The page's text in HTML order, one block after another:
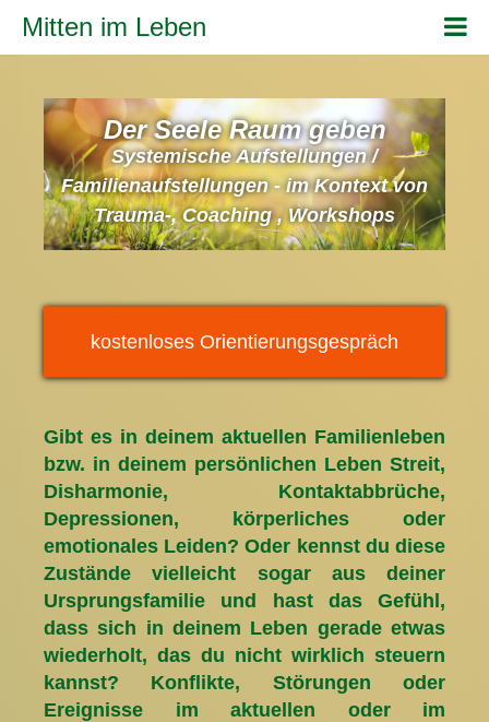
Mitten im Leben
Der Seele Raum geben
Systemische Aufstellungen /
Familienaufstellungen - im Kontext von
Trauma-, Coaching , Workshops
kostenloses Orientierungsgespräch
Gibt es in deinem aktuellen Familienleben
bzw. in deinem persönlichen Leben Streit,
Disharmonie, Kontaktabbrüche,
Depressionen, körperliches oder
emotionales Leiden? Oder kennst du diese
Zustände vielleicht sogar aus deiner
Ursprungsfamilie und hast das Gefühl,
dass sich in deinem Leben gerade etwas
wiederholt, das du nicht wirklich steuern
kannst? Konflikte, Störungen oder
Ereignisse im aktuellen oder im